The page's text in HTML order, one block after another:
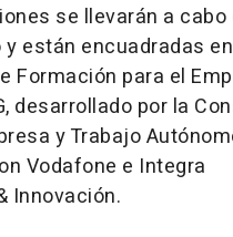
se llevarán a cabo
están encuadradas
Formación para el
desarrollado por la
y Trabajo
Vodafone e Integra
Innovación.